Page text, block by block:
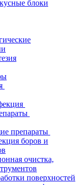
блоки
препараты
боров и
очистка,
поверхностей